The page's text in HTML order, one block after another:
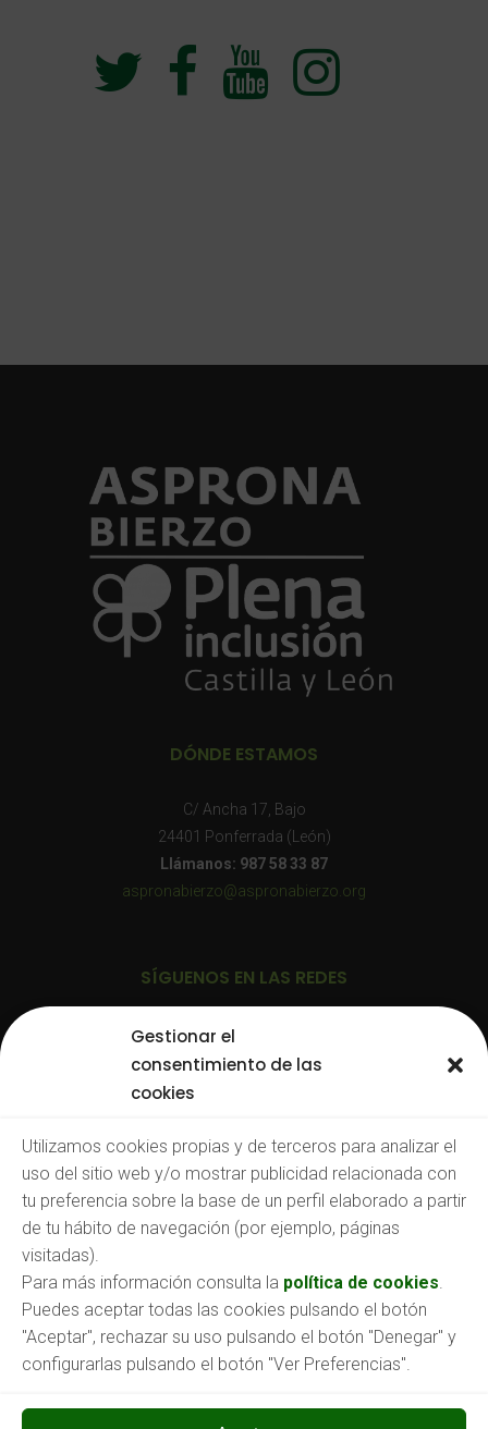
Gestionar el
consentimiento de las
cookies
Utilizamos cookies propias y de terceros para analizar el
uso del sitio web y/o mostrar publicidad relacionada con
tu preferencia sobre la base de un perfil elaborado a partir
de tu hábito de navegación (por ejemplo, páginas
visitadas).
Para más información consulta la política de cookies.
Puedes aceptar todas las cookies pulsando el botón
"Aceptar", rechazar su uso pulsando el botón "Denegar" y
configurarlas pulsando el botón "Ver Preferencias".
DÓNDE ESTAMOS
C/ Ancha 17, Bajo
24401 Ponferrada (León)
Llámanos: 987 58 33 87
aspronabierzo@aspronabierzo.org
SÍGUENOS EN LAS REDES
Consulta nuestras:
Ofertas de empleo
O envíanos tu CV a:empleo@aspronabierzo.org